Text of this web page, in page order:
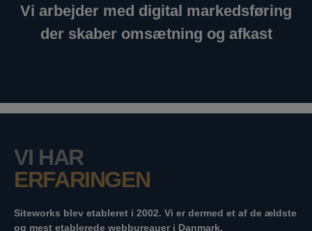
Vi arbejder med digital markedsføring
der skaber omsætning og afkast
VI HAR
ERFARINGEN
Siteworks blev etableret i 2002. Vi er dermed et af de ældste
og mest etablerede webbureauer i Danmark.